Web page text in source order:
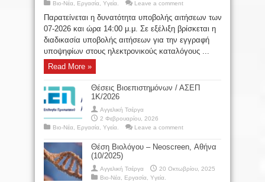
Βιο-Νέα
Εργασία Υγεία. Leave a comment
Παρατείνεται η δυνατότητα υποβολής αιτήσεων των
07-2026 και ώρα 14:00 μ.μ. Σε εξέλιξη βρίσκεται η
διαδικασία υποβολής αιτήσεων για την εγγραφή
υποψηφίων στους ηλεκτρονικούς καταλόγους ...
Read More »
Θέσεις Βιοεπιστημόνων / ΑΣΕΠ
1Κ/2026
Αγγελική Τσέργα
2 Φεβρουαρίου, 2026
Βιο-Νέα
Εργασία Υγεία. Leave a comment
Θέση Βιολόγου – Neoscreen, Αθήνα
(10/2025)
Αγγελική Τσέργα
20 Οκτωβρίου, 2025
Βιο-Νέα
Εργασία Υγεία.